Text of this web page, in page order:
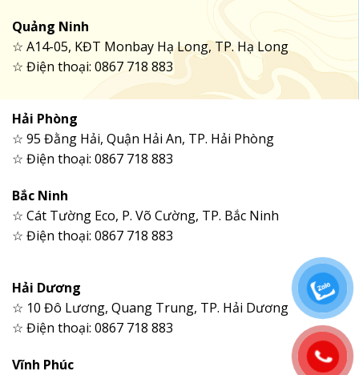
Quảng Ninh
☆ A14-05, KĐT Monbay Hạ Long, TP. Hạ Long
☆ Điện thoại: 0867 718 883
Hải Phòng
☆ 95 Đằng Hải, Quận Hải An, TP. Hải Phòng
☆ Điện thoại: 0867 718 883
Bắc Ninh
☆ Cát Tường Eco, P. Võ Cường, TP. Bắc Ninh
☆ Điện thoại: 0867 718 883
Hải Dương
☆ 10 Đô Lương, Quang Trung, TP. Hải Dương
☆ Điện thoại: 0867 718 883
Vĩnh Phúc